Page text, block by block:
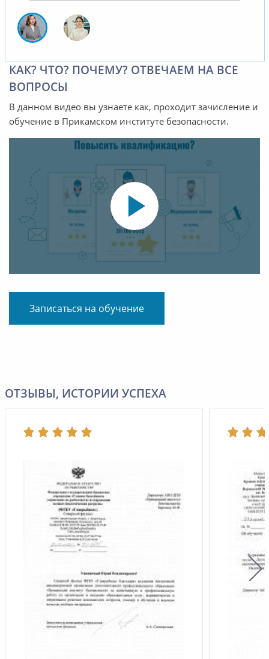
КАК? ЧТО? ПОЧЕМУ? ОТВЕЧАЕМ НА ВСЕ
ВОПРОСЫ
В данном видео вы узнаете как, проходит зачисление и
обучение в Прикамском институте безопасности.
Записаться на обучение
ОТЗЫВЫ, ИСТОРИИ УСПЕХА